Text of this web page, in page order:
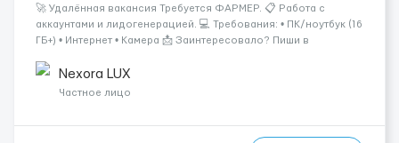
🚀 Удалённая вакансия Требуется ФАРМЕР. 📋 Работа с
аккаунтами и лидогенерацией. 💻 Требования: • ПК/ноутбук (16
ГБ+) • Интернет • Камера 📩 Заинтересовало? Пиши в
Nexora LUX
Частное лицо